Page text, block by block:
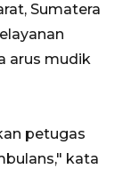
Sumatera
arus mudik
petugas
kata